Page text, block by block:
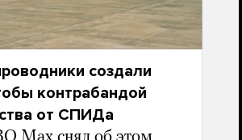
создали
контрабандой
от СПИДа